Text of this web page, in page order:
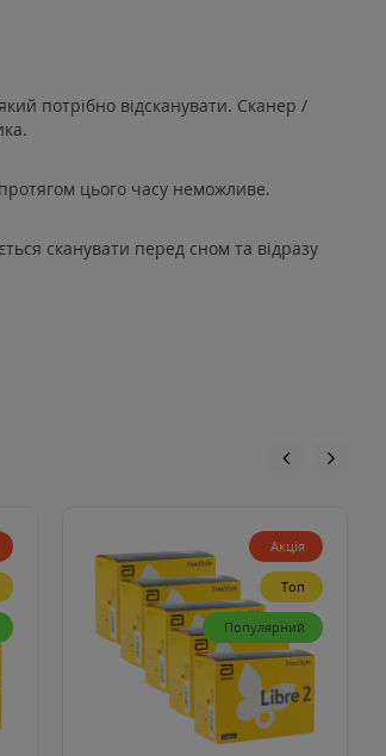
потрібно відсканувати. Сканер /
цього часу неможливе.
сканувати перед сном та відразу
Акція
Топ
Популярний